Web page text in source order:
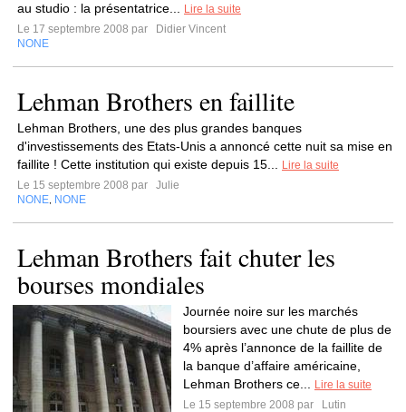
au studio : la présentatrice...
Lire la suite
Le 17 septembre 2008 par
Didier Vincent
NONE
Lehman Brothers en faillite
Lehman Brothers, une des plus grandes banques
d'investissements des Etats-Unis a annoncé cette nuit sa mise en
faillite ! Cette institution qui existe depuis 15...
Lire la suite
Le 15 septembre 2008 par
Julie
NONE NONE
Lehman Brothers fait chuter les
bourses mondiales
Journée noire sur les marchés
boursiers avec une chute de plus de
4% après l’annonce de la faillite de
la banque d’affaire américaine,
Lehman Brothers ce...
Lire la suite
Le 15 septembre 2008 par
Lutin